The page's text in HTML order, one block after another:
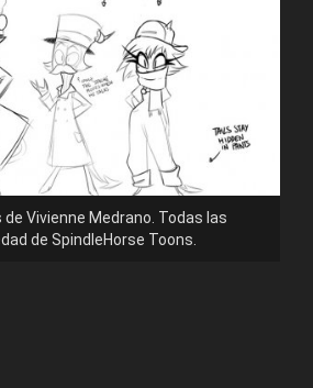
Vivienne Medrano. Todas las
de SpindleHorse Toons.